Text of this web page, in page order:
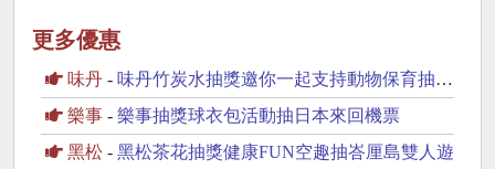
更多優惠
味丹 - 味丹竹炭水抽獎邀你一起支持動物保育抽2萬元旅遊金
樂事 - 樂事抽獎球衣包活動抽日本來回機票
黑松 - 黑松茶花抽獎健康FUN空趣抽峇厘島雙人遊